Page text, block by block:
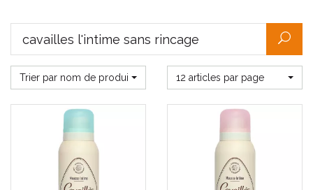
Trier par nom de produit 12 articles par page